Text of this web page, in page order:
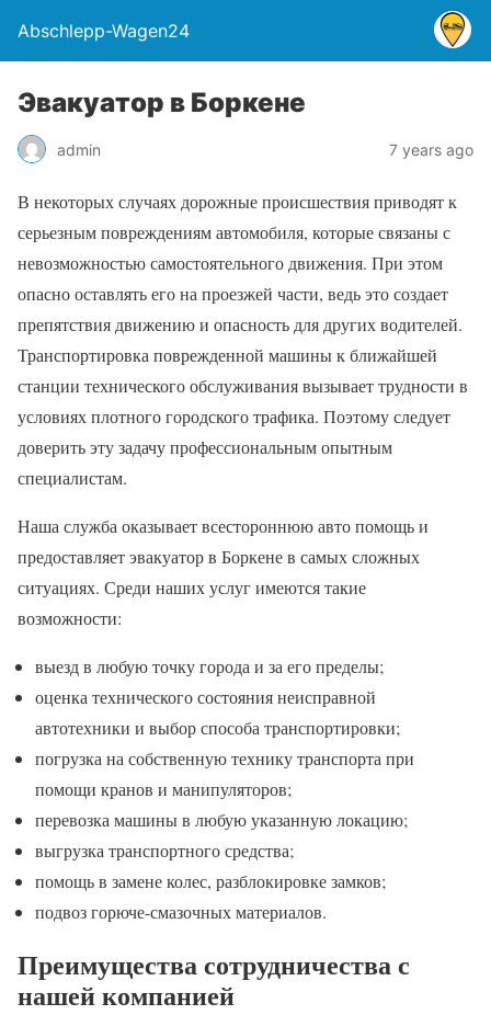
Abschlepp-Wagen24
Эвакуатор в Боркене
admin 7 years ago
В некоторых случаях дорожные происшествия приводят к
серьезным повреждениям автомобиля, которые связаны с
невозможностью самостоятельного движения. При этом
опасно оставлять его на проезжей части, ведь это создает
препятствия движению и опасность для других водителей.
Транспортировка поврежденной машины к ближайшей
станции технического обслуживания вызывает трудности в
условиях плотного городского трафика. Поэтому следует
доверить эту задачу профессиональным опытным
специалистам.
Наша служба оказывает всестороннюю авто помощь и
предоставляет эвакуатор в Боркене в самых сложных
ситуациях. Среди наших услуг имеются такие
возможности:
выезд в любую точку города и за его пределы;
оценка технического состояния неисправной
автотехники и выбор способа транспортировки;
погрузка на собственную технику транспорта при
помощи кранов и манипуляторов;
перевозка машины в любую указанную локацию;
выгрузка транспортного средства;
помощь в замене колес, разблокировке замков;
подвоз горюче-смазочных материалов.
Преимущества сотрудничества с
нашей компанией